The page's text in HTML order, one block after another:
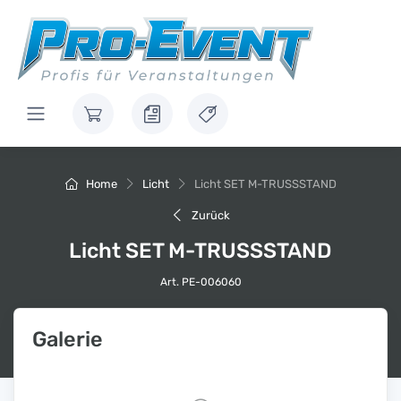
Home Licht Licht SET M-TRUSSSTAND
Zurück
Licht SET M-TRUSSSTAND
Art. PE-006060
Galerie